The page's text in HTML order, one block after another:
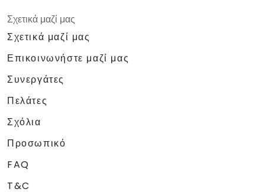
Σχετικά μαζί μας
Σχετικά μαζί μας
Επικοινωνήστε μαζί μας
Συνεργάτες
Πελάτες
Σχόλια
Προσωπικό
FAQ
T&C